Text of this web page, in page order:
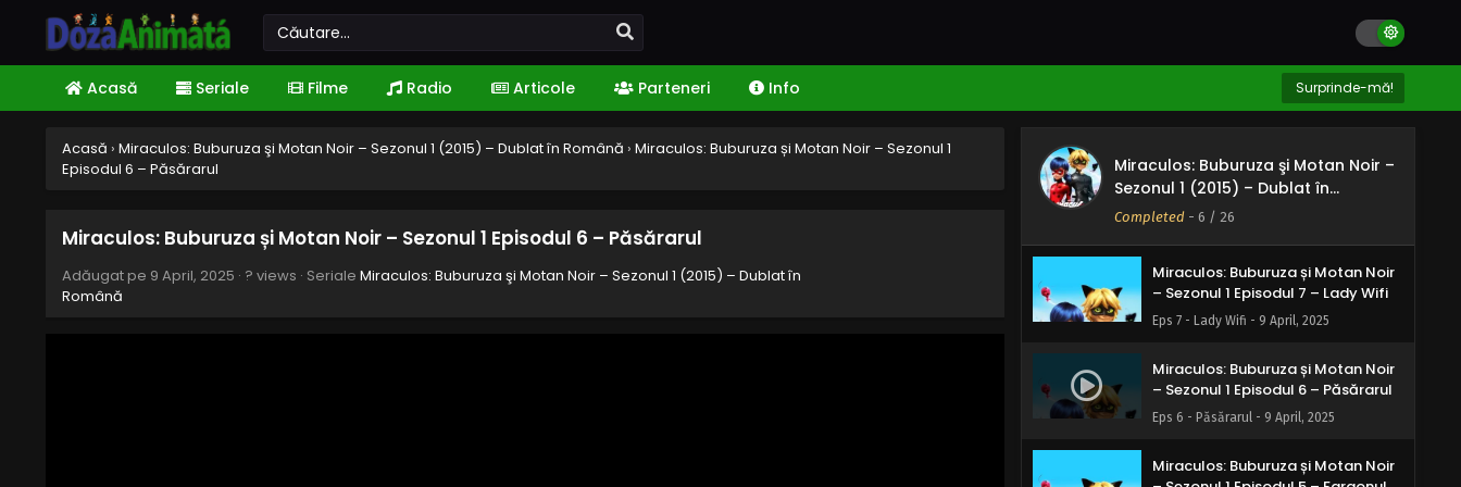
Acasă Seriale Filme Radio Articole Parteneri Info Surprinde-mă!
Acasă › Miraculos: Buburuza şi Motan Noir – Sezonul 1 (2015) – Dublat în Română › Miraculos: Buburuza și Motan Noir – Sezonul 1
Episodul 6 – Păsărarul
Miraculos: Buburuza și Motan Noir – Sezonul 1 Episodul 6 – Păsărarul
Adăugat pe 9 April, 2025 · ? views · Seriale Miraculos: Buburuza şi Motan Noir – Sezonul 1 (2015) – Dublat în
Română
Miraculos: Buburuza şi Motan Noir –
Sezonul 1 (2015) – Dublat în
Română
Completed - 6 / 26
Eps 10 - Orificatoarea - 9 April, 2025
Miraculos: Buburuza și Motan Noir
– Sezonul 1 Episodul 9 – Rogercop
Miraculos: Buburuza și Motan Noir
– Sezonul 1 Episodul 8 – Graficianul
malefic
Eps 8 - Graficianul malefic - 9 April, 2025
Miraculos: Buburuza și Motan Noir
– Sezonul 1 Episodul 7 – Lady Wifi
Eps 7 - Lady Wifi - 9 April, 2025
Miraculos: Buburuza și Motan Noir
– Sezonul 1 Episodul 6 – Păsărarul
Eps 6 - Păsărarul - 9 April, 2025
Miraculos: Buburuza și Motan Noir